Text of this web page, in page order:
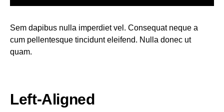
Sem dapibus nulla imperdiet vel. Consequat neque a
cum pellentesque tincidunt eleifend. Nulla donec ut
quam.
Left-Aligned